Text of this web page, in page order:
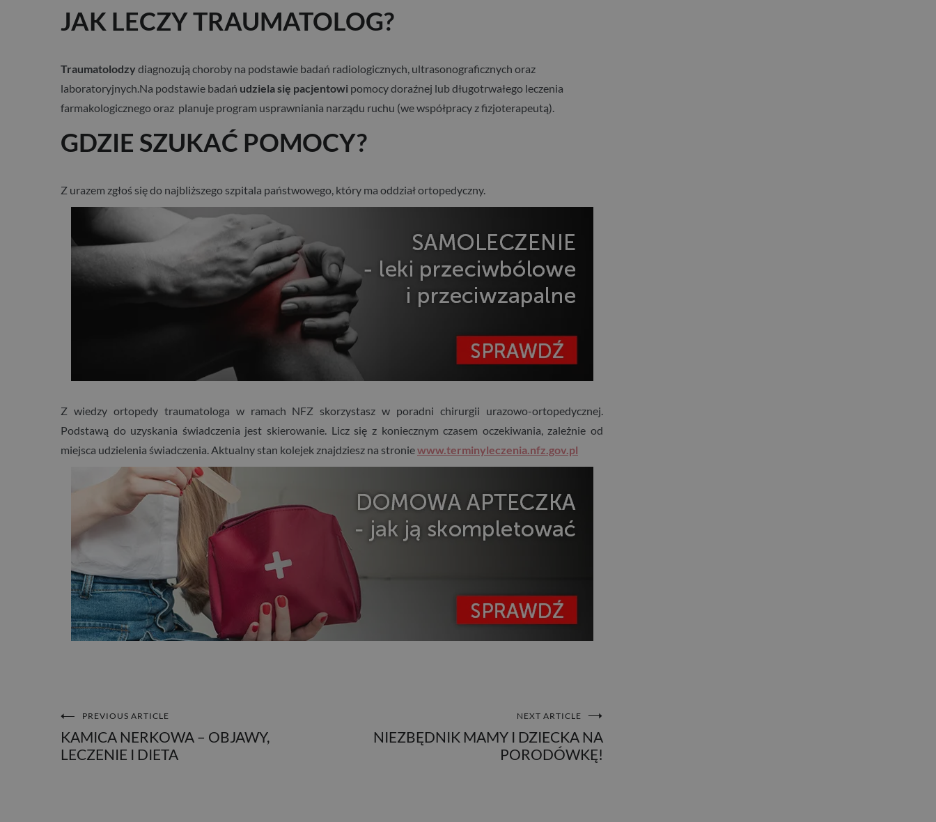
JAK LECZY TRAUMATOLOG?
Traumatolodzy diagnozują choroby na podstawie badań radiologicznych, ultrasonograficznych oraz
laboratoryjnych.Na podstawie badań udziela się pacjentowi pomocy doraźnej lub długotrwałego leczenia
farmakologicznego oraz planuje program usprawniania narządu ruchu (we współpracy z fizjoterapeutą).
GDZIE SZUKAĆ POMOCY?
Z urazem zgłoś się do najbliższego szpitala państwowego, który ma oddział ortopedyczny.
Z wiedzy ortopedy traumatologa w ramach NFZ skorzystasz w poradni chirurgii urazowo-ortopedycznej.
Podstawą do uzyskania świadczenia jest skierowanie. Licz się z koniecznym czasem oczekiwania, zależnie od
miejsca udzielenia świadczenia. Aktualny stan kolejek znajdziesz na stroniewww.terminyleczenia.nfz.gov.pl
NAWIGACJA
WPISU
PREVIOUS ARTICLE
KAMICA NERKOWA – OBJAWY,
LECZENIE I DIETA
NEXT ARTICLE
NIEZBĘDNIK MAMY I DZIECKA NA
PORODÓWKĘ!